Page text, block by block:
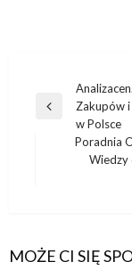
Nawigacja
wpisu
Poprzedni
Zakupów
w Polsce
Następny
Poradnia
Wiedzy
MOŻE CI SIĘ